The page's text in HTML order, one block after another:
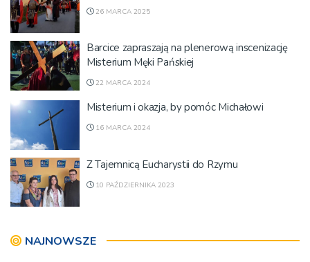
26 MARCA 2025
Barcice zapraszają na plenerową inscenizację
Misterium Męki Pańskiej
22 MARCA 2024
Misterium i okazja, by pomóc Michałowi
16 MARCA 2024
Z Tajemnicą Eucharystii do Rzymu
10 PAŹDZIERNIKA 2023
NAJNOWSZE